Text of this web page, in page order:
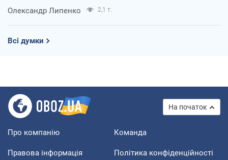
Олександр Липенко 2,1 т.
Всі думки
На початок
Про компанію Команда
Правова інформація Політика конфіденційності